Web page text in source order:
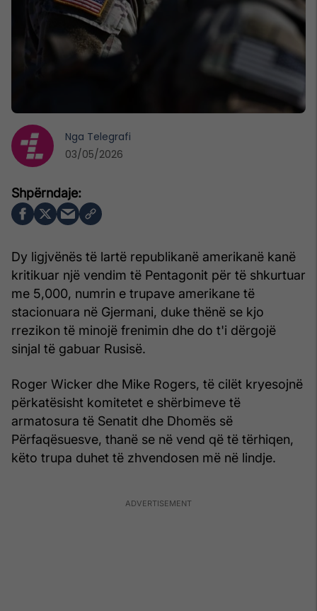
Dy ligjvënës të lartë republikanë amerikanë kanë
kritikuar një vendim të Pentagonit për të shkurtuar
me 5,000, numrin e trupave amerikane të
stacionuara në Gjermani, duke thënë se kjo
rrezikon të minojë frenimin dhe do t'i dërgojë
sinjal të gabuar Rusisë.
Roger Wicker dhe Mike Rogers, të cilët kryesojnë
përkatësisht komitetet e shërbimeve të
armatosura të Senatit dhe Dhomës së
Përfaqësuesve, thanë se në vend që të tërhiqen,
këto trupa duhet të zhvendosen më në lindje.
Nga Telegrafi
03/05/2026